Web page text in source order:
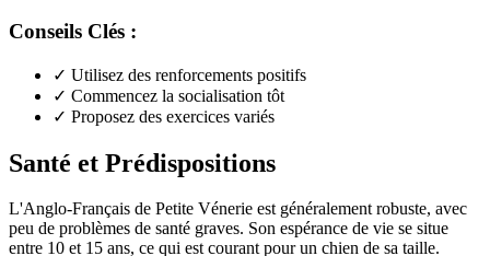
Conseils Clés :
✓ Utilisez des renforcements positifs
✓ Commencez la socialisation tôt
✓ Proposez des exercices variés
Santé et Prédispositions
L'Anglo-Français de Petite Vénerie est généralement robuste, avec
peu de problèmes de santé graves. Son espérance de vie se situe
entre 10 et 15 ans, ce qui est courant pour un chien de sa taille.